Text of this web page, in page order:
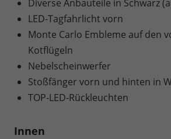
Diverse Anbauteile in Schwarz
LED-Tagfahrlicht vorn
Monte Carlo Embleme auf den
Kotflügeln
Nebelscheinwerfer
Stoßfänger vorn und hinten in
TOP-LED-Rückleuchten
Innen